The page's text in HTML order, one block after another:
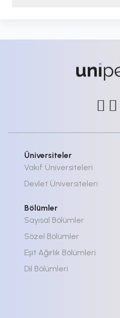
Üniversiteler
Vakıf Üniversiteleri
Devlet Üniversiteleri
Bölümler
Sayısal Bölümler
Sözel Bölümler
Eşit Ağırlık Bölümleri
Dil Bölümleri